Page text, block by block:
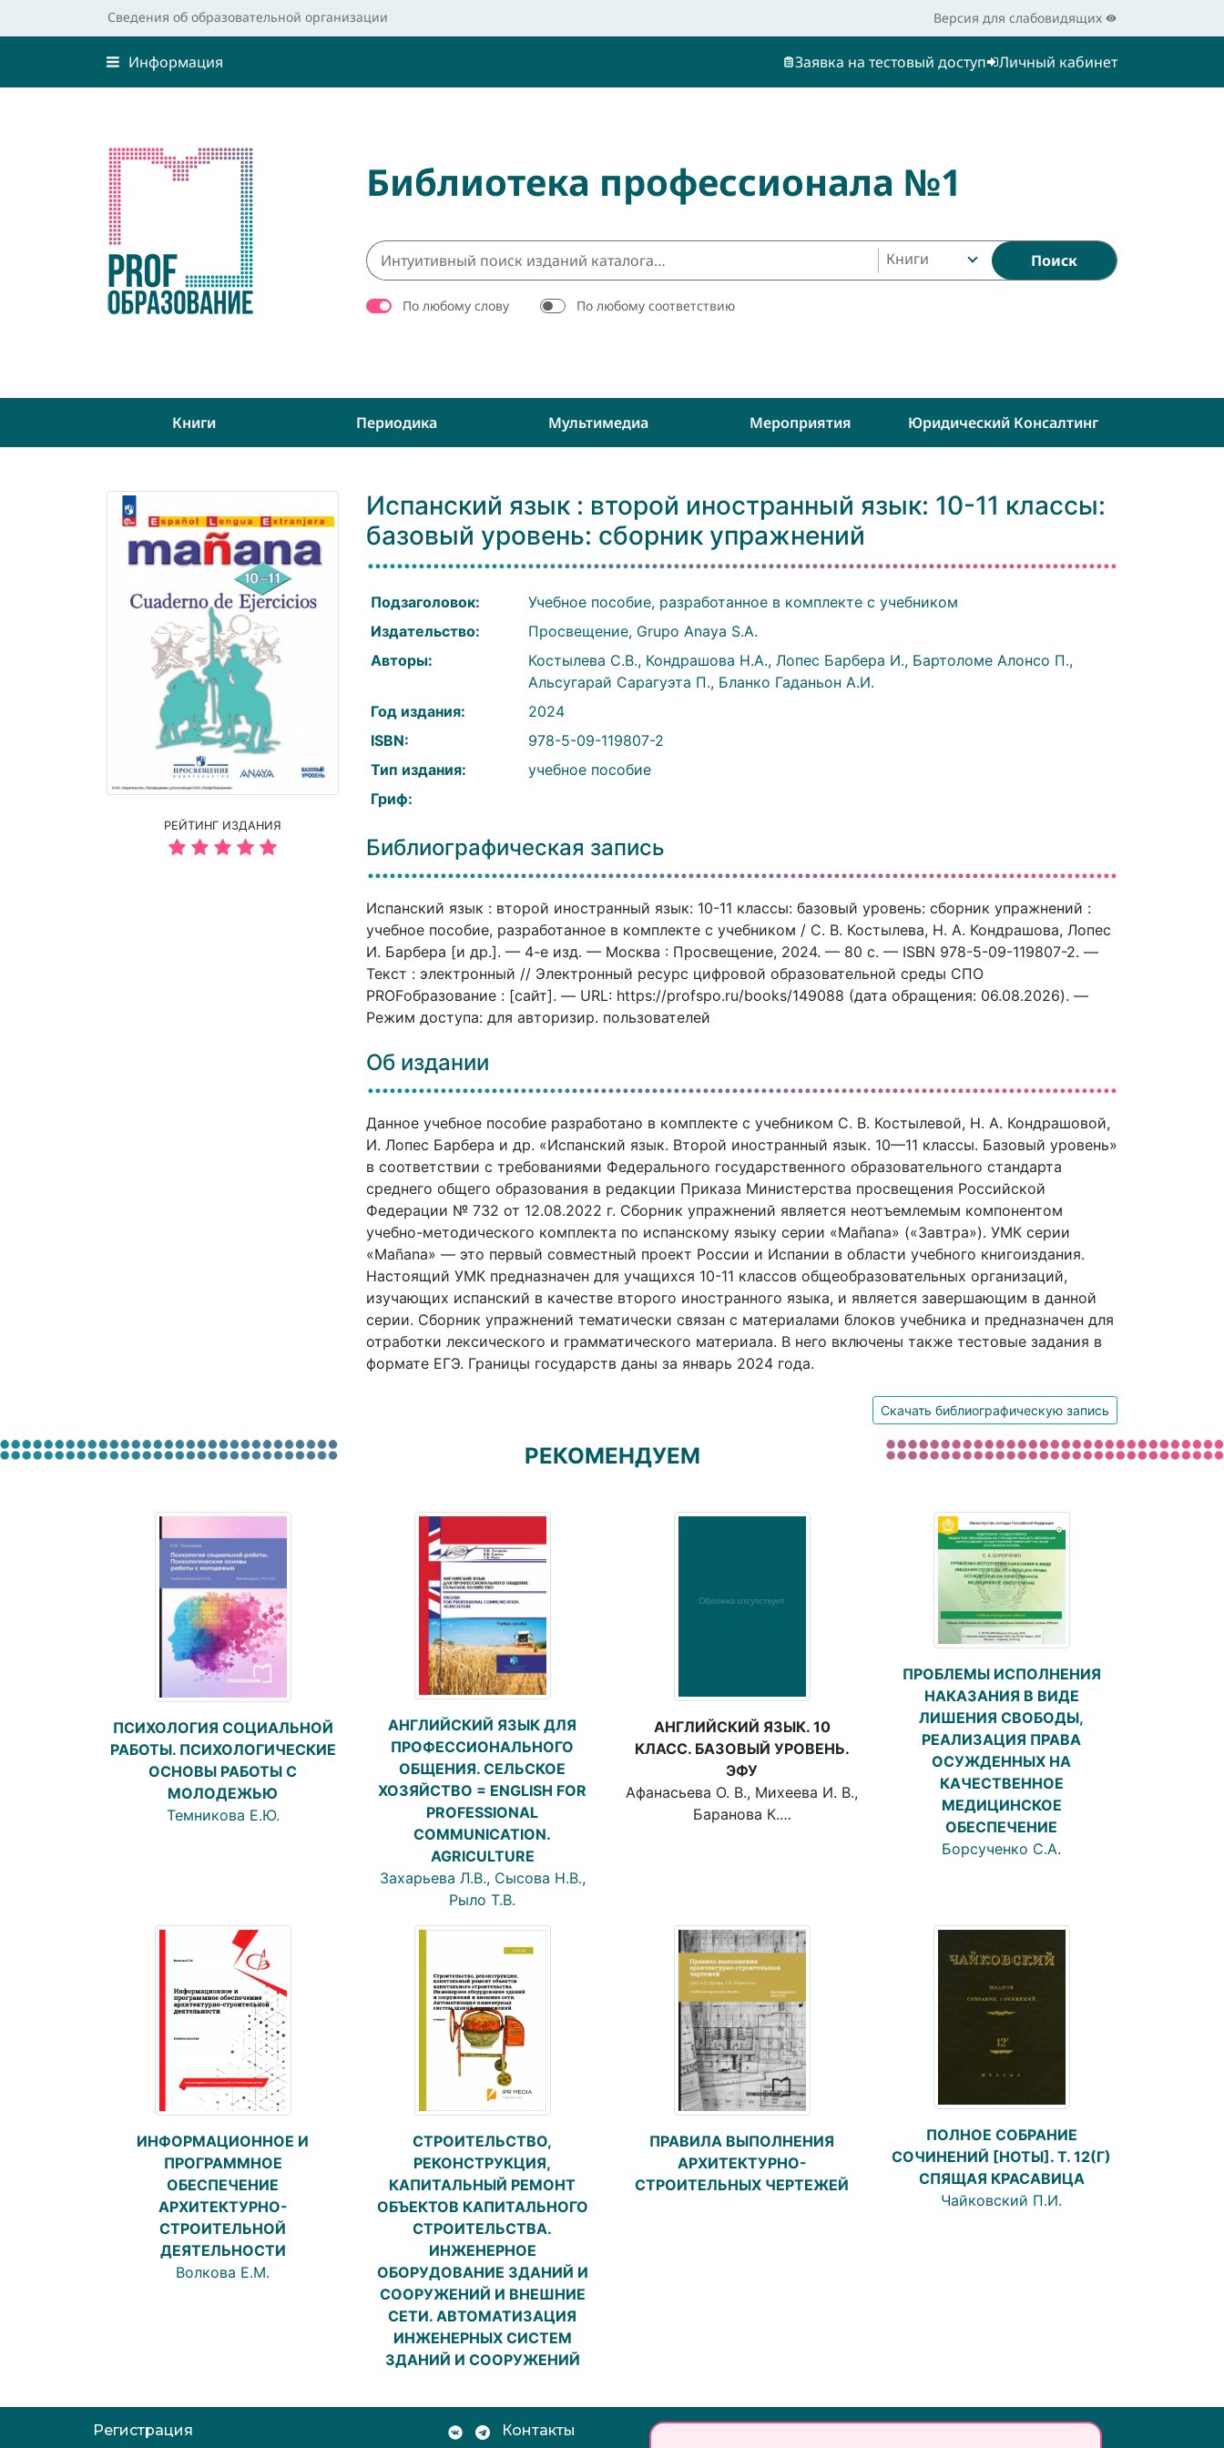
Сведения об образовательной организации Версия для слабовидящих
Информация Заявка на тестовый доступ Личный кабинет
Библиотека профессионала №1
Книги Поиск
По любому слову По любому соответствию
Книги Периодика Мультимедиа Мероприятия Юридический Консалтинг
РЕЙТИНГ ИЗДАНИЯ
Испанский язык : второй иностранный язык: 10-11 классы:
базовый уровень: сборник упражнений
Подзаголовок:
Учебное пособие, разработанное в комплекте с учебником
Издательство:
Просвещение, Grupo Anaya S.A.
Авторы:
Костылева С.В., Кондрашова Н.А., Лопес Барбера И., Бартоломе Алонсо П.,
Альсугарай Сарагуэта П., Бланко Гаданьон А.И.
Год издания:
2024
ISBN:
978-5-09-119807-2
Тип издания:
учебное пособие
Гриф:
Библиографическая запись
Испанский язык : второй иностранный язык: 10-11 классы: базовый уровень: сборник упражнений :
учебное пособие, разработанное в комплекте с учебником / С. В. Костылева, Н. А. Кондрашова, Лопес
И. Барбера [и др.]. — 4-е изд. — Москва : Просвещение, 2024. — 80 c. — ISBN 978-5-09-119807-2. —
Текст : электронный // Электронный ресурс цифровой образовательной среды СПО
PROFобразование : [сайт]. — URL: https://profspo.ru/books/149088 (дата обращения: 06.08.2026). —
Режим доступа: для авторизир. пользователей
Об издании
Данное учебное пособие разработано в комплекте с учебником С. В. Костылевой, Н. А. Кондрашовой,
И. Лопес Барбера и др. «Испанский язык. Второй иностранный язык. 10—11 классы. Базовый уровень»
в соответствии с требованиями Федерального государственного образовательного стандарта
среднего общего образования в редакции Приказа Министерства просвещения Российской
Федерации № 732 от 12.08.2022 г. Сборник упражнений является неотъемлемым компонентом
учебно-методического комплекта по испанскому языку серии «Mañana» («Завтра»). УМК серии
«Mañana» — это первый совместный проект России и Испании в области учебного книгоиздания.
Настоящий УМК предназначен для учащихся 10-11 классов общеобразовательных организаций,
изучающих испанский в качестве второго иностранного языка, и является завершающим в данной
серии. Сборник упражнений тематически связан с материалами блоков учебника и предназначен для
отработки лексического и грамматического материала. В него включены также тестовые задания в
формате ЕГЭ. Границы государств даны за январь 2024 года.
Скачать библиографическую запись
РЕКОМЕНДУЕМ
ПСИХОЛОГИЯ СОЦИАЛЬНОЙ
РАБОТЫ. ПСИХОЛОГИЧЕСКИЕ
ОСНОВЫ РАБОТЫ С
МОЛОДЕЖЬЮ
Темникова Е.Ю.
АНГЛИЙСКИЙ ЯЗЫК ДЛЯ
ПРОФЕССИОНАЛЬНОГО
ОБЩЕНИЯ. СЕЛЬСКОЕ
ХОЗЯЙСТВО = ENGLISH FOR
PROFESSIONAL
COMMUNICATION.
AGRICULTURE
Захарьева Л.В., Сысова Н.В.,
Рыло Т.В.
АНГЛИЙСКИЙ ЯЗЫК. 10
КЛАСС. БАЗОВЫЙ УРОВЕНЬ.
ЭФУ
Афанасьева О. В., Михеева И. В.,
Баранова К.…
ПРОБЛЕМЫ ИСПОЛНЕНИЯ
НАКАЗАНИЯ В ВИДЕ
ЛИШЕНИЯ СВОБОДЫ,
РЕАЛИЗАЦИЯ ПРАВА
ОСУЖДЕННЫХ НА
КАЧЕСТВЕННОЕ
МЕДИЦИНСКОЕ
ОБЕСПЕЧЕНИЕ
Борсученко С.А.
ИНФОРМАЦИОННОЕ И
ПРОГРАММНОЕ
ОБЕСПЕЧЕНИЕ
АРХИТЕКТУРНО-
СТРОИТЕЛЬНОЙ
ДЕЯТЕЛЬНОСТИ
Волкова Е.М.
СТРОИТЕЛЬСТВО,
РЕКОНСТРУКЦИЯ,
КАПИТАЛЬНЫЙ РЕМОНТ
ОБЪЕКТОВ КАПИТАЛЬНОГО
СТРОИТЕЛЬСТВА.
ИНЖЕНЕРНОЕ
ОБОРУДОВАНИЕ ЗДАНИЙ И
СООРУЖЕНИЙ И ВНЕШНИЕ
СЕТИ. АВТОМАТИЗАЦИЯ
ИНЖЕНЕРНЫХ СИСТЕМ
ЗДАНИЙ И СООРУЖЕНИЙ
ПРАВИЛА ВЫПОЛНЕНИЯ
АРХИТЕКТУРНО-
СТРОИТЕЛЬНЫХ ЧЕРТЕЖЕЙ
ПОЛНОЕ СОБРАНИЕ
СОЧИНЕНИЙ [НОТЫ]. Т. 12(Г)
СПЯЩАЯ КРАСАВИЦА
Чайковский П.И.
Регистрация Контакты